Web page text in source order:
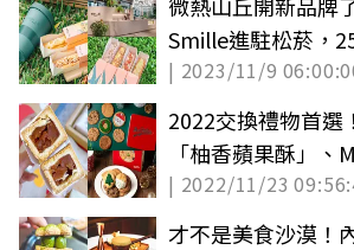
Smille進駐松菸，
＋免費喝飲料
| 2023/11/9
2022交換禮物首選
「柚香蘋果酥」、
乾組（中獎名單公
| 2022/11/23
才不是美食沙漠！